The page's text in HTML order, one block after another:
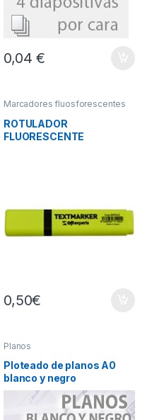
0,04 €
30,00€
la página de producto
precios: desde
Las opciones se pueden
Marcadores fluosforescentes
ROTULADOR
FLUORESCENTE
0,50€
Planos
Ploteado de planos A0
blanco y negro